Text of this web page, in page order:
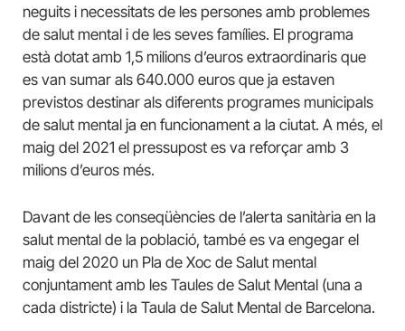
neguits i necessitats de les persones amb problemes
de salut mental i de les seves famílies. El programa
està dotat amb 1,5 milions d’euros extraordinaris que
es van sumar als 640.000 euros que ja estaven
previstos destinar als diferents programes municipals
de salut mental ja en funcionament a la ciutat. A més, el
maig del 2021 el pressupost es va reforçar amb 3
milions d’euros més.
Davant de les conseqüències de l’alerta sanitària en la
salut mental de la població, també es va engegar el
maig del 2020 un Pla de Xoc de Salut mental
conjuntament amb les Taules de Salut Mental (una a
cada districte) i la Taula de Salut Mental de Barcelona.